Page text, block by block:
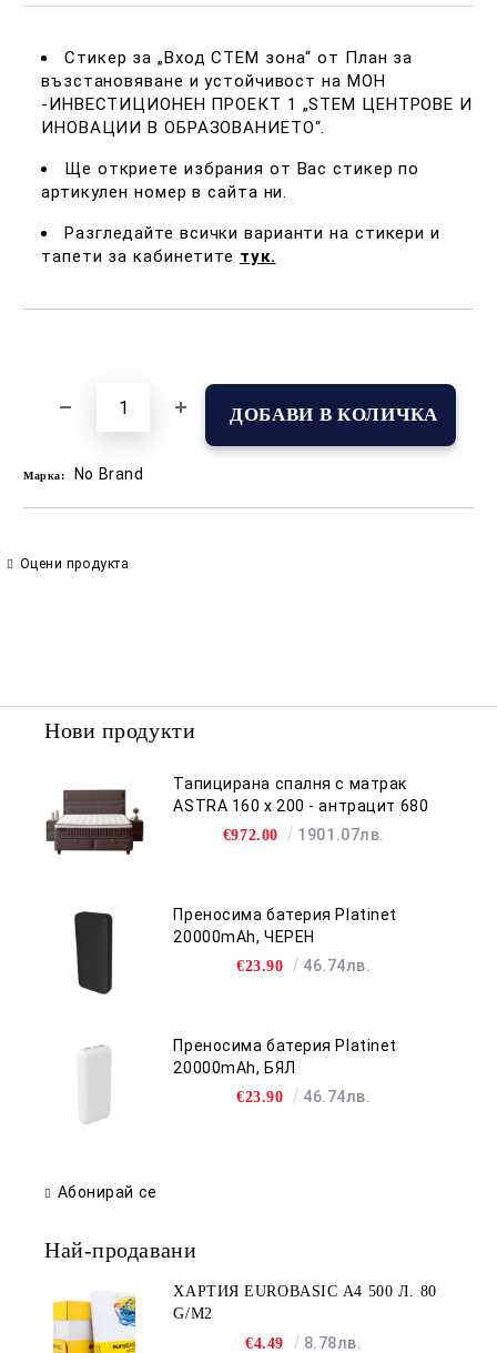
Стикер за „Вход СТЕМ зона“ от План за
възстановяване и устойчивост на МОН
-ИНВЕСТИЦИОНЕН ПРОЕКТ 1 „STEM ЦЕНТРОВЕ И
ИНОВАЦИИ В ОБРАЗОВАНИЕТО“.
Ще откриете избрания от Вас стикер по
артикулен номер в сайта ни.
Разгледайте всички варианти на стикери и
тапети за кабинетите тук.
Марка: No Brand
Оцени продукта
Нови продукти
Тапицирана спалня с матрак
ASTRA 160 x 200 - антрацит 680
€972.00 1901.07лв.
Преносима батерия Platinet
20000mAh, ЧЕРЕН
€23.90 46.74лв.
Преносима батерия Platinet
20000mAh, БЯЛ
€23.90 46.74лв.
Абонирай се
Най-продавани
ХАРТИЯ EUROBASIC А4 500 Л. 80
G/M2
€4.49
8.78лв.